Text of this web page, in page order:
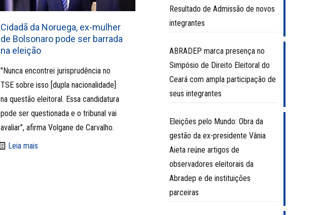
Cidadã da Noruega, ex-mulher
de Bolsonaro pode ser barrada
na eleição
"Nunca encontrei jurisprudência no
TSE sobre isso [dupla nacionalidade]
na questão eleitoral. Essa candidatura
pode ser questionada e o tribunal vai
avaliar", afirma Volgane de Carvalho.
Leia mais
Resultado de Admissão de novos
integrantes
ABRADEP marca presença no
Simpósio de Direito Eleitoral do
Ceará com ampla participação de
seus integrantes
Eleições pelo Mundo: Obra da
gestão da ex-presidente Vânia
Aieta reúne artigos de
observadores eleitorais da
Abradep e de instituições
parceiras